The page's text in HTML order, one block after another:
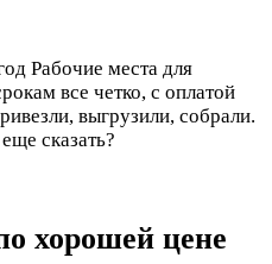
Рабочие места для
все четко, с оплатой
выгрузили, собрали.
сказать?
хорошей цене